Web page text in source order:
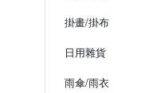
掛畫/掛布
日用雜貨
雨傘/雨衣